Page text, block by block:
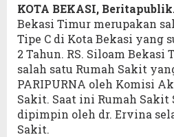
KOTA BEKASI,
Bekasi Timur merupakan
Tipe C di Kota Bekasi yang
2 Tahun. RS. Siloam Bekasi
salah satu Rumah Sakit
PARIPURNA oleh Komisi
Sakit. Saat ini Rumah
dipimpin oleh dr. Ervina
Sakit.